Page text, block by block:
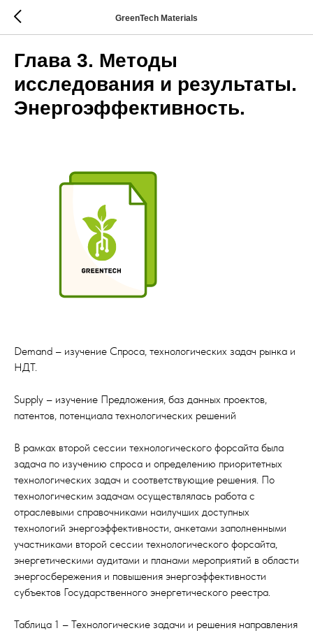
GreenTech Materials
Глава 3. Методы
исследования и результаты.
Энергоэффективность.
Demand – изучение Спроса, технологических задач рынка и
НДТ.
Supply – изучение Предложения, баз данных проектов,
патентов, потенциала технологических решений
В рамках второй сессии технологического форсайта была
задача по изучению спроса и определению приоритетных
технологических задач и соответствующие решения. По
технологическим задачам осуществлялась работа с
отраслевыми справочниками наилучших доступных
технологий энергоэффективности, анкетами заполненными
участниками второй сессии технологического форсайта,
энергетическими аудитами и планами мероприятий в области
энергосбережения и повышения энергоэффективности
субъектов Государственного энергетического реестра.
Таблица 1 – Технологические задачи и решения направления